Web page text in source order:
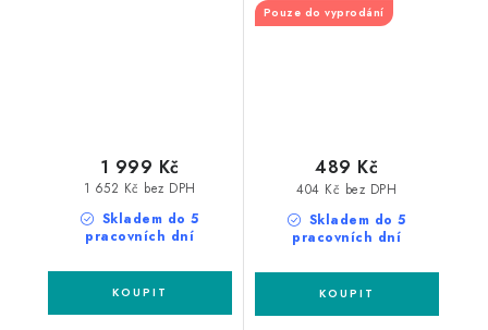
Skladem do 5
pracovních dní
1 652 Kč bez DPH
1 999 Kč
Pouze do vyprodání
Skladem do 5
pracovních dní
404 Kč bez DPH
489 Kč